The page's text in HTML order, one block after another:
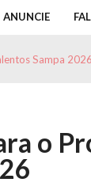
ANUNCIE
Sampa 2026
o